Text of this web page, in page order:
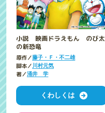
小説 映画ドラえもん のび太
の新恐竜
原作／藤子・Ｆ・不二雄
脚本／川村元気
著／涌井 学
くわしくは